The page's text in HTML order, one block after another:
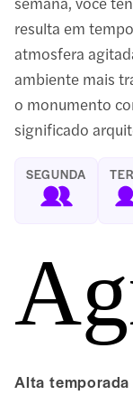
resulta em
atmosfera
ambiente mais
o monumento
significado
SEGUNDA
Alta